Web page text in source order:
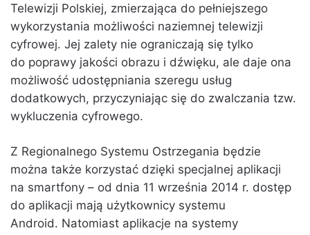
Telewizji Polskiej, zmierzająca do pełniejszego
wykorzystania możliwości naziemnej telewizji
cyfrowej. Jej zalety nie ograniczają się tylko
do poprawy jakości obrazu i dźwięku, ale daje ona
możliwość udostępniania szeregu usług
dodatkowych, przyczyniając się do zwalczania tzw.
wykluczenia cyfrowego.
Z Regionalnego Systemu Ostrzegania będzie
można także korzystać dzięki specjalnej aplikacji
na smartfony – od dnia 11 września 2014 r. dostęp
do aplikacji mają użytkownicy systemu
Android. Natomiast aplikacje na systemy